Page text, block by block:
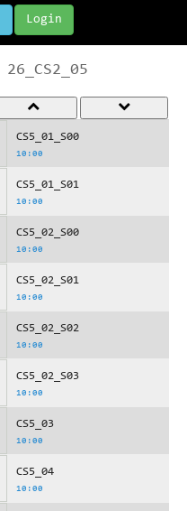
Login
26_CS2_05
CS5_01_S00
10:00
CS5_01_S01
10:00
CS5_02_S00
10:00
CS5_02_S01
10:00
CS5_02_S02
10:00
CS5_02_S03
10:00
CS5_03
10:00
CS5_04
10:00